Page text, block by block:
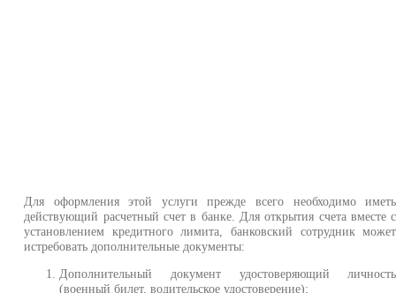
Для оформления этой услуги прежде всего необходимо иметь
действующий расчетный счет в банке. Для открытия счета вместе с
установлением кредитного лимита, банковский сотрудник может
истребовать дополнительные документы:
Дополнительный документ удостоверяющий личность
(военный билет, водительское удостоверение);